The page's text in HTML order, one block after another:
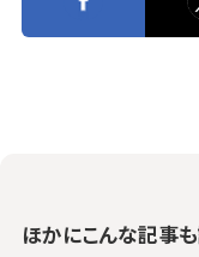
ほかにこんな記事